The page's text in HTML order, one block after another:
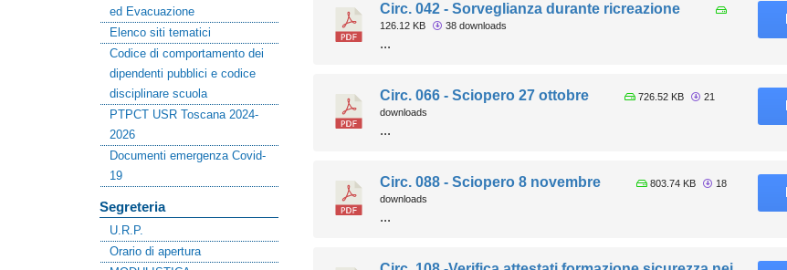
ed Evacuazione
Elenco siti tematici
Codice di comportamento dei
dipendenti pubblici e codice
disciplinare scuola
PTPCT USR Toscana 2024-
2026
Documenti emergenza Covid-
19
Segreteria
U.R.P.
Orario di apertura
Circ. 042 - Sorveglianza durante ricreazione
126.12 KB 38 downloads
...
Circ. 066 - Sciopero 27 ottobre 726.52 KB
21
downloads
...
Circ. 088 - Sciopero 8 novembre 803.74 KB
18
downloads
...